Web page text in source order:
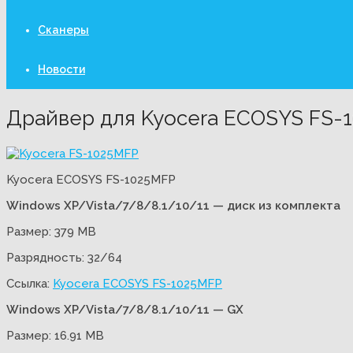
Сканеры
Новости
Драйвер для Kyocera ECOSYS FS-
Kyocera ECOSYS FS-1025MFP
Windows XP/Vista/7/8/8.1/10/11 — диск из комплекта
Размер: 379 MB
Разрядность: 32/64
Ссылка: Kyocera ECOSYS FS-1025MFP
Windows XP/Vista/7/8/8.1/10/11 — GX
Размер: 16.91 MB